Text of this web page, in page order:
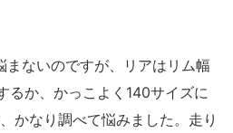
まないのですが、リアはリム幅
るか、かっこよく140サイズに
かなり調べて悩みました。走り